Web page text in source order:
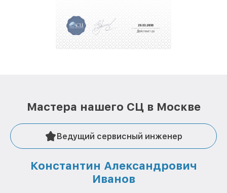
положительные отзывы и обрели отличную
репутацию. Мы постоянно совершенствуемся и
Мастера нашего СЦ в Москве
Ведущий сервисный инженер
Константин Александрович
Иванов